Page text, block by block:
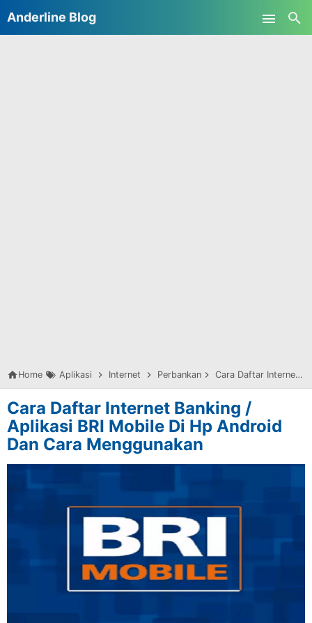
Anderline Blog
Home Aplikasi Internet Perbankan Cara Daftar Internet Banking / Aplikasi BRI Mobile Di Hp Android Dan Cara Menggunakan
Cara Daftar Internet Banking /
Aplikasi BRI Mobile Di Hp Android
Dan Cara Menggunakan